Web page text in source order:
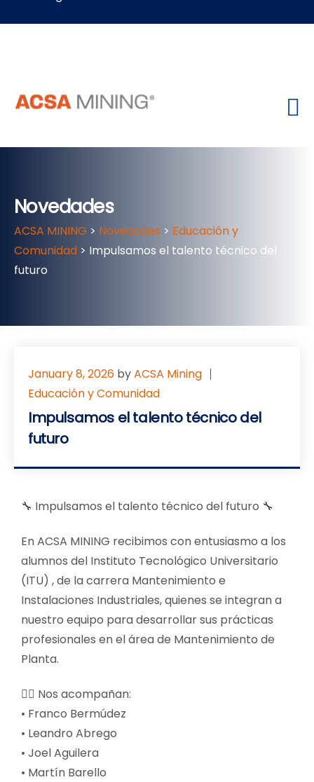
Novedades
ACSA MINING > Novedades > Educación y
Comunidad > Impulsamos el talento técnico del
futuro
January 8, 2026 byACSA Mining
Educación y Comunidad
Impulsamos el talento técnico del
futuro
🔧 Impulsamos el talento técnico del futuro 🔧
En ACSA MINING recibimos con entusiasmo a los
alumnos del Instituto Tecnológico Universitario
(ITU) , de la carrera Mantenimiento e
Instalaciones Industriales, quienes se integran a
nuestro equipo para desarrollar sus prácticas
profesionales en el área de Mantenimiento de
Planta.
👷‍♂️ Nos acompañan:
• Franco Bermúdez
• Leandro Abrego
• Joel Aguilera
• Martín Barello